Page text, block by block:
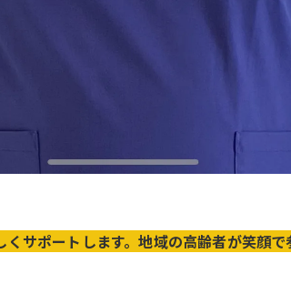
サポートします。地域の高齢者が笑顔